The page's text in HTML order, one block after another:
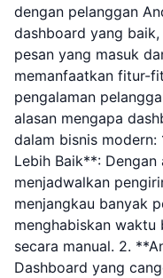
dengan pelanggan
dashboard yang
pesan yang masuk
memanfaatkan fitur-
pengalaman
alasan mengapa
dalam bisnis modern:
Lebih Baik**:
menjadwalkan
menjangkau banyak
menghabiskan waktu
secara manual. 2.
Dashboard yang